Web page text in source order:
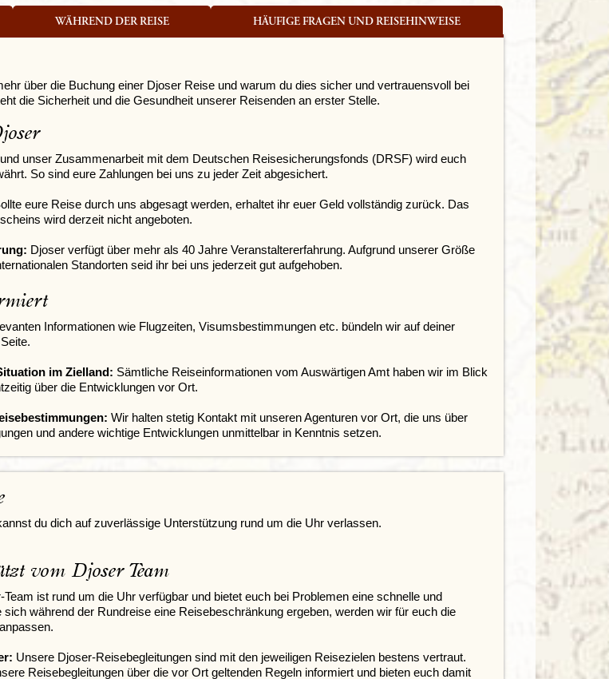
WÄHREND DER REISE HÄUFIGE FRAGEN UND REISEHINWEISE
über die Buchung einer Djoser Reise und warum du dies sicher und vertrauensvoll bei
die Sicherheit und die Gesundheit unserer Reisenden an erster Stelle.
unser Zusammenarbeit mit dem Deutschen Reisesicherungsfonds (DRSF) wird euch
So sind eure Zahlungen bei uns zu jeder Zeit abgesichert.
eure Reise durch uns abgesagt werden, erhaltet ihr euer Geld vollständig zurück. Das
wird derzeit nicht angeboten.
Djoser verfügt über mehr als 40 Jahre Veranstaltererfahrung. Aufgrund unserer Größe
Standorten seid ihr bei uns jederzeit gut aufgehoben.
Informationen wie Flugzeiten, Visumsbestimmungen etc. bündeln wir auf deiner
im Zielland: Sämtliche Reiseinformationen vom Auswärtigen Amt haben wir im Blick
über die Entwicklungen vor Ort.
Wir halten stetig Kontakt mit unseren Agenturen vor Ort, die uns über
und andere wichtige Entwicklungen unmittelbar in Kenntnis setzen.
du dich auf zuverlässige Unterstützung rund um die Uhr verlassen.
vom Djoser Team
Team ist rund um die Uhr verfügbar und bietet euch bei Problemen eine schnelle und
während der Rundreise eine Reisebeschränkung ergeben, werden wir für euch die
Unsere Djoser-Reisebegleitungen sind mit den jeweiligen Reisezielen bestens vertraut.
Reisebegleitungen über die vor Ort geltenden Regeln informiert und bieten euch damit